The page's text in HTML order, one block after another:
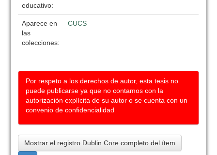
educativo:
Aparece en
las
colecciones:
CUCS
Por respeto a los derechos de autor, esta tesis no
puede publicarse ya que no contamos con la
autorización explícita de su autor o se cuenta con un
convenio de confidencialidad
Mostrar el registro Dublin Core completo del ítem